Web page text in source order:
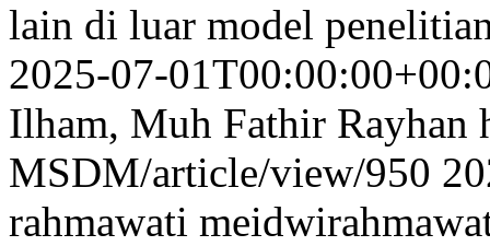
lain di luar model
2025-07-
Ilham, Muh Fathir Rayhan
MSDM/article/view/950
rahmawati